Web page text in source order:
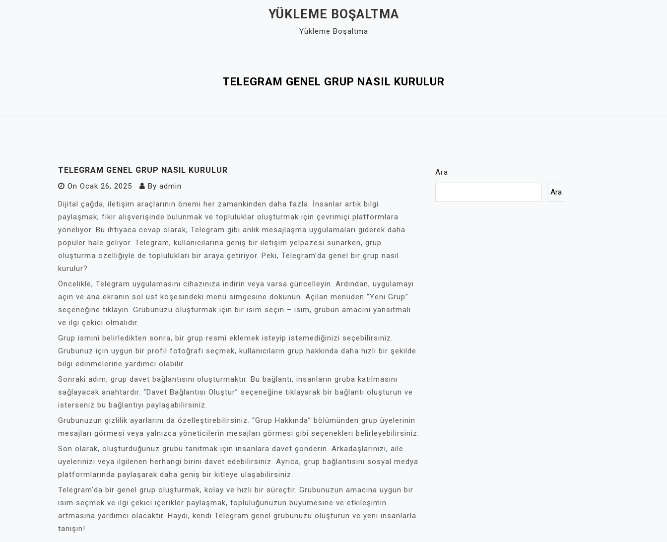
YÜKLEME BOŞALTMA
Yükleme Boşaltma
TELEGRAM GENEL GRUP NASIL KURULUR
TELEGRAM GENEL GRUP NASIL KURULUR
On Ocak 26, 2025 By admin
Dijital çağda, iletişim araçlarının önemi her zamankinden daha fazla. İnsanlar artık bilgi
paylaşmak, fikir alışverişinde bulunmak ve topluluklar oluşturmak için çevrimiçi platformlara
yöneliyor. Bu ihtiyaca cevap olarak, Telegram gibi anlık mesajlaşma uygulamaları giderek daha
popüler hale geliyor. Telegram, kullanıcılarına geniş bir iletişim yelpazesi sunarken, grup
oluşturma özelliğiyle de toplulukları bir araya getiriyor. Peki, Telegram’da genel bir grup nasıl
kurulur?
Öncelikle, Telegram uygulamasını cihazınıza indirin veya varsa güncelleyin. Ardından, uygulamayı
açın ve ana ekranın sol üst köşesindeki menü simgesine dokunun. Açılan menüden “Yeni Grup”
seçeneğine tıklayın. Grubunuzu oluşturmak için bir isim seçin – isim, grubun amacını yansıtmalı
ve ilgi çekici olmalıdır.
Grup ismini belirledikten sonra, bir grup resmi eklemek isteyip istemediğinizi seçebilirsiniz.
Grubunuz için uygun bir profil fotoğrafı seçmek, kullanıcıların grup hakkında daha hızlı bir şekilde
bilgi edinmelerine yardımcı olabilir.
Sonraki adım, grup davet bağlantısını oluşturmaktır. Bu bağlantı, insanların gruba katılmasını
sağlayacak anahtardır. “Davet Bağlantısı Oluştur” seçeneğine tıklayarak bir bağlantı oluşturun ve
isterseniz bu bağlantıyı paylaşabilirsiniz.
Grubunuzun gizlilik ayarlarını da özelleştirebilirsiniz. “Grup Hakkında” bölümünden grup üyelerinin
mesajları görmesi veya yalnızca yöneticilerin mesajları görmesi gibi seçenekleri belirleyebilirsiniz.
Son olarak, oluşturduğunuz grubu tanıtmak için insanlara davet gönderin. Arkadaşlarınızı, aile
üyelerinizi veya ilgilenen herhangi birini davet edebilirsiniz. Ayrıca, grup bağlantısını sosyal medya
platformlarında paylaşarak daha geniş bir kitleye ulaşabilirsiniz.
Telegram’da bir genel grup oluşturmak, kolay ve hızlı bir süreçtir. Grubunuzun amacına uygun bir
isim seçmek ve ilgi çekici içerikler paylaşmak, topluluğunuzun büyümesine ve etkileşimin
artmasına yardımcı olacaktır. Haydi, kendi Telegram genel grubunuzu oluşturun ve yeni insanlarla
tanışın!
Ara
Ara